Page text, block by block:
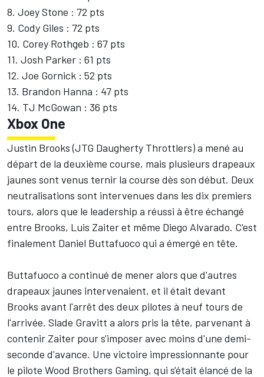
8. Joey Stone : 72 pts
9. Cody Giles : 72 pts
10. Corey Rothgeb : 67 pts
11. Josh Parker : 61 pts
12. Joe Gornick : 52 pts
13. Brandon Hanna : 47 pts
14. TJ McGowan : 36 pts
Xbox One
Justin Brooks (JTG Daugherty Throttlers) a mené au
départ de la deuxième course, mais plusieurs drapeaux
jaunes sont venus ternir la course dès son début. Deux
neutralisations sont intervenues dans les dix premiers
tours, alors que le leadership a réussi à être échangé
entre Brooks, Luis Zaiter et même Diego Alvarado. C'est
finalement Daniel Buttafuoco qui a émergé en tête.
Buttafuoco a continué de mener alors que d'autres
drapeaux jaunes intervenaient, et il était devant
Brooks avant l'arrêt des deux pilotes à neuf tours de
l'arrivée. Slade Gravitt a alors pris la tête, parvenant à
contenir Zaiter pour s'imposer avec moins d'une demi-
seconde d'avance. Une victoire impressionnante pour
le pilote Wood Brothers Gaming, qui s'était élancé de la